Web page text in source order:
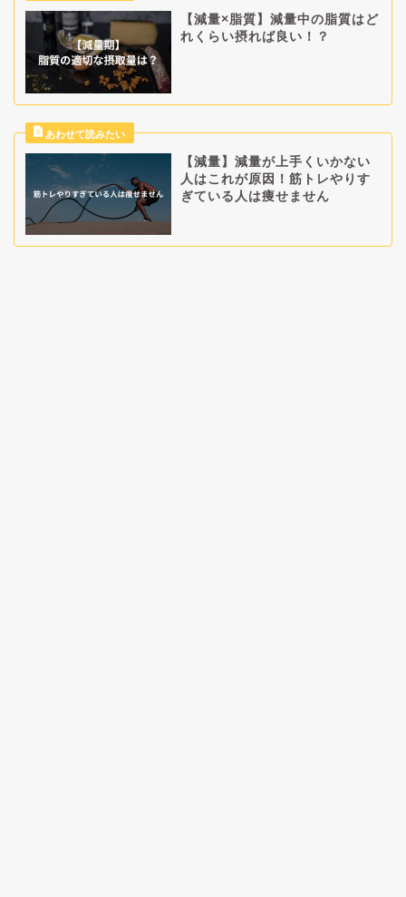
【減量×脂質】減量中の脂質はど
れくらい摂れば良い！？
【減量】減量が上手くいかない
人はこれが原因！筋トレやりす
ぎている人は痩せません